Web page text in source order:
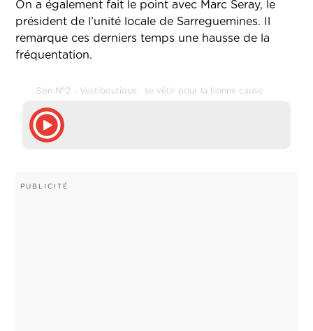
On a également fait le point avec Marc Seray, le
président de l’unité locale de Sarreguemines. Il
remarque ces derniers temps une hausse de la
fréquentation.
Son N°2 - Vestiboutique : se vêtir pour la bonne cause